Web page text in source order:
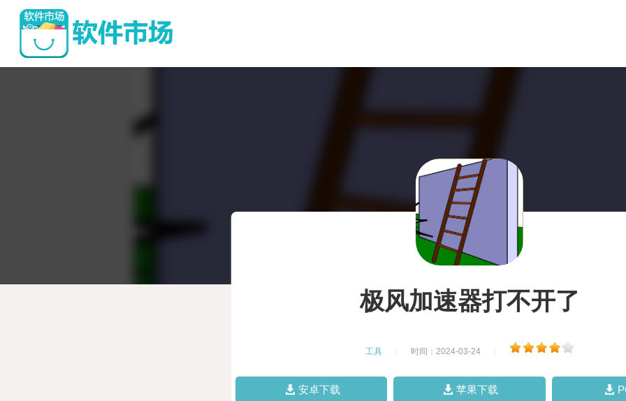
极风加速器打不开了
工具 时间：2024-03-24
安卓下载 苹果下载